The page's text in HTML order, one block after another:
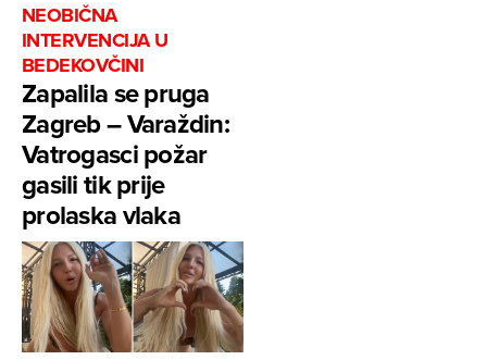
NEOBIČNA
INTERVENCIJA U
BEDEKOVČINI
Zapalila se pruga
Zagreb – Varaždin:
Vatrogasci požar
gasili tik prije
prolaska vlaka